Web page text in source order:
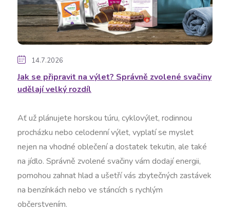
s
č
l
á
n
k
ů
14.7.2026
Jak se připravit na výlet? Správně zvolené svačiny
udělají velký rozdíl
Ať už plánujete horskou túru, cyklovýlet, rodinnou
procházku nebo celodenní výlet, vyplatí se myslet
nejen na vhodné oblečení a dostatek tekutin, ale také
na jídlo. Správně zvolené svačiny vám dodají energii,
pomohou zahnat hlad a ušetří vás zbytečných zastávek
na benzínkách nebo ve stáncích s rychlým
občerstvením.